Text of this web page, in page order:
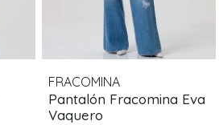
FRACOMINA
Pantalón Fracomina Eva
Vaquero